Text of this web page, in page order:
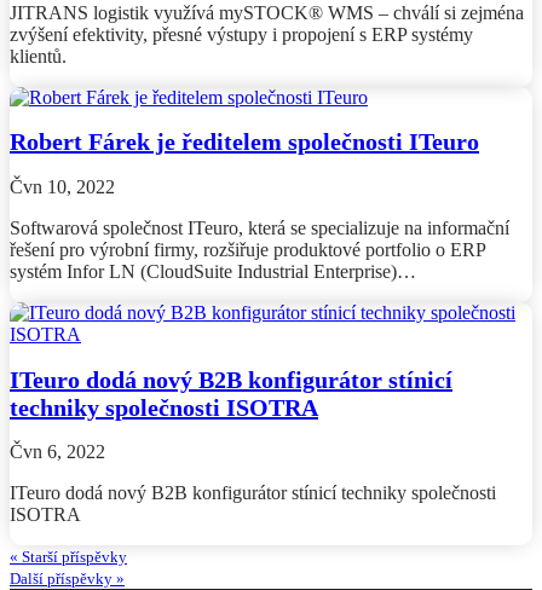
JITRANS logistik využívá mySTOCK® WMS – chválí si zejména
zvýšení efektivity, přesné výstupy i propojení s ERP systémy
klientů.
Robert Fárek je ředitelem společnosti ITeuro
Čvn 10, 2022
Softwarová společnost ITeuro, která se specializuje na informační
řešení pro výrobní firmy, rozšiřuje produktové portfolio o ERP
systém Infor LN (CloudSuite Industrial Enterprise)…
ITeuro dodá nový B2B konfigurátor stínicí
techniky společnosti ISOTRA
Čvn 6, 2022
ITeuro dodá nový B2B konfigurátor stínicí techniky společnosti
ISOTRA
« Starší příspěvky
Další příspěvky »